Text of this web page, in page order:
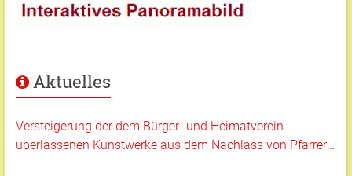
Aktuelles
Versteigerung der dem Bürger- und Heimatverein
überlassenen Kunstwerke aus dem Nachlass von Pfarrer